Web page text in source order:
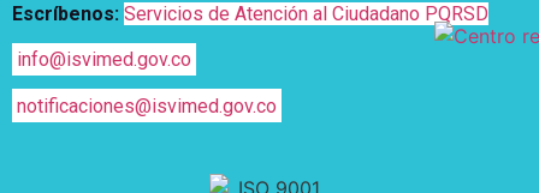
Escríbenos: Servicios de Atención al Ciudadano PQRSD
info@isvimed.gov.co
notificaciones@isvimed.gov.co